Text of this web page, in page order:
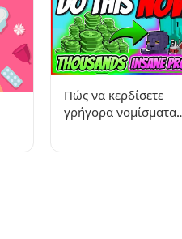
Πώς να κερδίσετε
γρήγορα νομίσματα